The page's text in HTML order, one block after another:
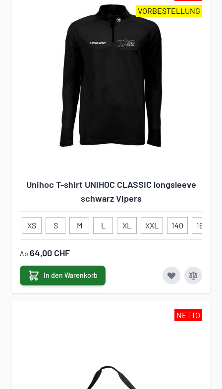
VORBESTELLUNG
Unihoc T-shirt UNIHOC CLASSIC longsleeve
schwarz Vipers
XS S M L XL XXL 140 160
Ab 64,00 CHF
In den Warenkorb
NETTO